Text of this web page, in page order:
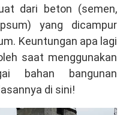
dari beton (semen,
yang dicampur
Keuntungan apa lagi
saat menggunakan
bahan bangunan
di sini!